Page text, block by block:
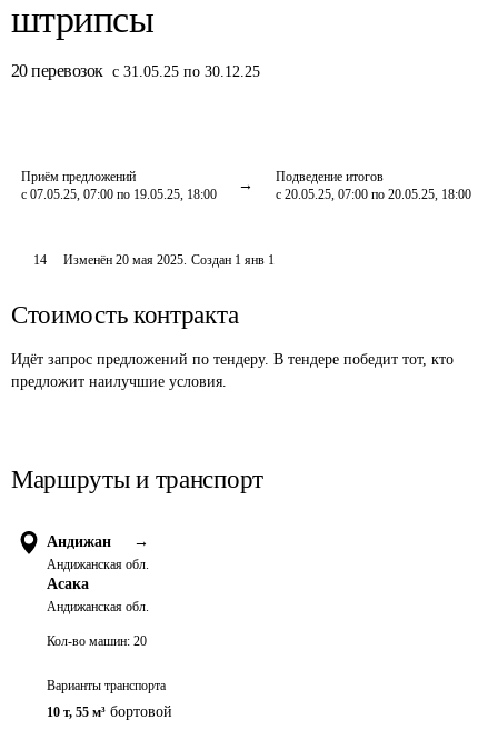
штрипсы
20 перевозок с 31.05.25 по 30.12.25
Приём предложений
с 07.05.25, 07:00 по 19.05.25, 18:00
Подведение итогов
с 20.05.25, 07:00 по 20.05.25, 18:00
14 Изменён20 мая 2025. Создан 1 янв 1
Стоимость контракта
Идёт запрос предложений по тендеру. В тендере победит тот, кто
предложит наилучшие условия.
Маршруты и транспорт
Андижан →
Андижанская обл.
Асака
Андижанская обл.
Кол-во машин: 20
Варианты транспорта
10 т, 55 м³ бортовой